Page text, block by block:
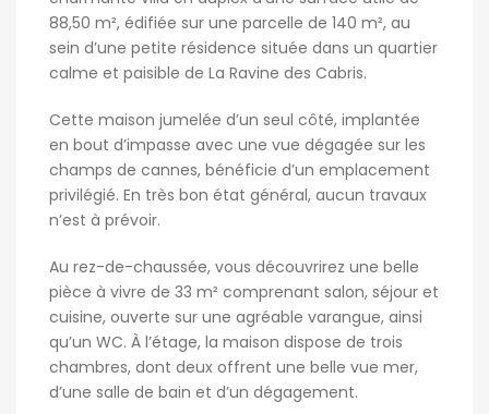
88,50 m², édifiée sur une parcelle de 140 m², au
sein d’une petite résidence située dans un quartier
calme et paisible de La Ravine des Cabris.
Cette maison jumelée d’un seul côté, implantée
en bout d’impasse avec une vue dégagée sur les
champs de cannes, bénéficie d’un emplacement
privilégié. En très bon état général, aucun travaux
n’est à prévoir.
Au rez-de-chaussée, vous découvrirez une belle
pièce à vivre de 33 m² comprenant salon, séjour et
cuisine, ouverte sur une agréable varangue, ainsi
qu’un WC. À l’étage, la maison dispose de trois
chambres, dont deux offrent une belle vue mer,
d’une salle de bain et d’un dégagement.